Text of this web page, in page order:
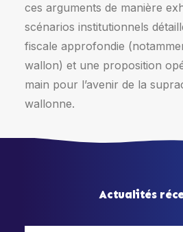
ces arguments de manière
scénarios institutionnels
fiscale approfondie
wallon) et une proposition
main pour l’avenir de la
wallonne.
Actualités